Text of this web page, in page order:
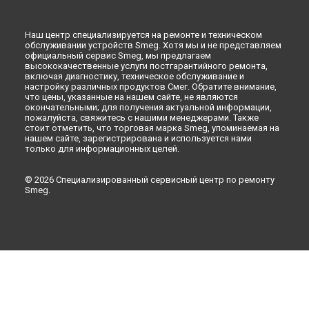
Наш центр специализируется на ремонте и техническом
обслуживании устройств Smeg. Хотя мы и не представляем
официальный сервис Smeg, мы предлагаем
высококачественные услуги постгарантийного ремонта,
включая диагностику, техническое обслуживание и
настройку различных продуктов Смег. Обратите внимание,
что цены, указанные на нашем сайте, не являются
окончательными; для получения актуальной информации,
пожалуйста, свяжитесь с нашими менеджерами. Также
стоит отметить, что торговая марка Smeg, упоминаемая на
нашем сайте, зарегистрирована и используется нами
только для информационных целей.
© 2026 Специализированный сервисный центр по ремонту
Smeg.